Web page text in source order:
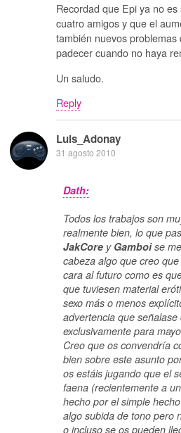
Recordad que Epi ya no
cuatro amigos y que el
también nuevos
padecer cuando no haya
Un saludo.
Reply
Luis_Adonay
31 agosto 2010
Dath:
Todos los trabajos son
realmente bien, lo que
JakCore y Gamboise
cabeza algo que creo
cara al futuro como es
que tuviesen material
sexo más o menos
advertencia que
exclusivamente para
Creo que os convendría
bien sobre este asunto
os estáis jugando que el
faena (recientemente a
hecho por el simple
algo subida de tono pero
o incluso se os pueden